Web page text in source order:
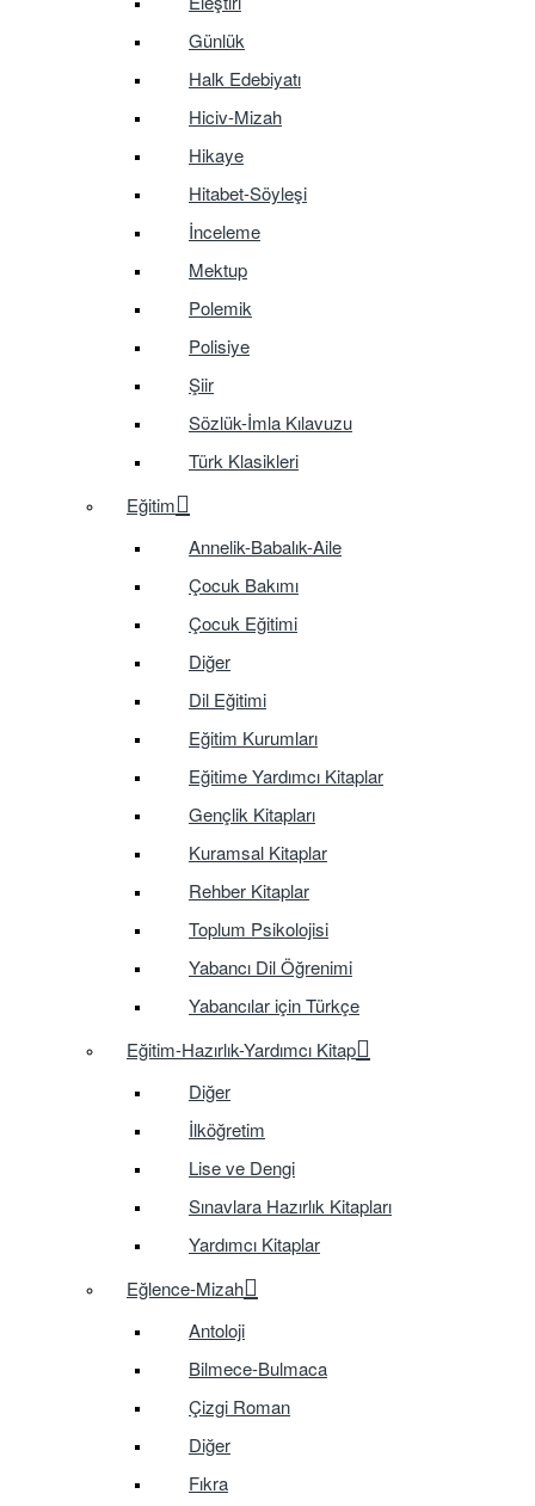
Günlük
Halk Edebiyatı
Hiciv-Mizah
Hikaye
Hitabet-Söyleşi
İnceleme
Mektup
Polemik
Polisiye
Şiir
Sözlük-İmla Kılavuzu
Türk Klasikleri
Eğitim
Annelik-Babalık-Aile
Çocuk Bakımı
Çocuk Eğitimi
Diğer
Dil Eğitimi
Eğitim Kurumları
Eğitime Yardımcı Kitaplar
Gençlik Kitapları
Kuramsal Kitaplar
Rehber Kitaplar
Toplum Psikolojisi
Yabancı Dil Öğrenimi
Yabancılar için Türkçe
Eğitim-Hazırlık-Yardımcı Kitap
Diğer
İlköğretim
Lise ve Dengi
Sınavlara Hazırlık Kitapları
Yardımcı Kitaplar
Eğlence-Mizah
Antoloji
Bilmece-Bulmaca
Çizgi Roman
Diğer
Fıkra